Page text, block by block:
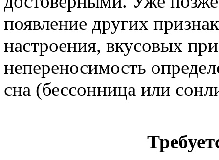
появление других
настроения, вкусовых
непереносимость
сна (бессонница или